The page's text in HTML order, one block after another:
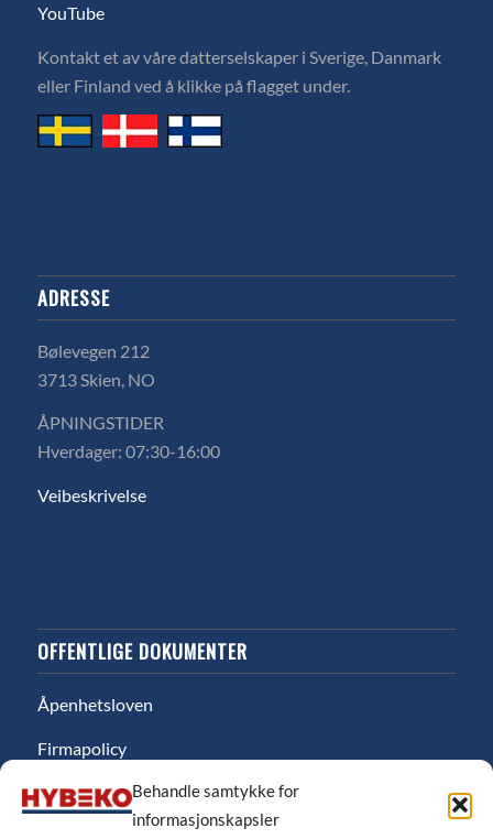
Behandle samtykke for
informasjonskapsler
YouTube
Kontakt et av våre datterselskaper i Sverige, Danmark
eller Finland ved å klikke på flagget under.
ADRESSE
Bølevegen 212
3713 Skien, NO
ÅPNINGSTIDER
Hverdager: 07:30-16:00
Veibeskrivelse
OFFENTLIGE DOKUMENTER
Åpenhetsloven
Firmapolicy
Miljø